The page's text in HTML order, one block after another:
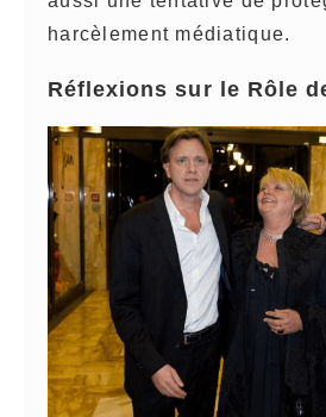
harcèlement médiatique.
Réflexions sur le Rôle